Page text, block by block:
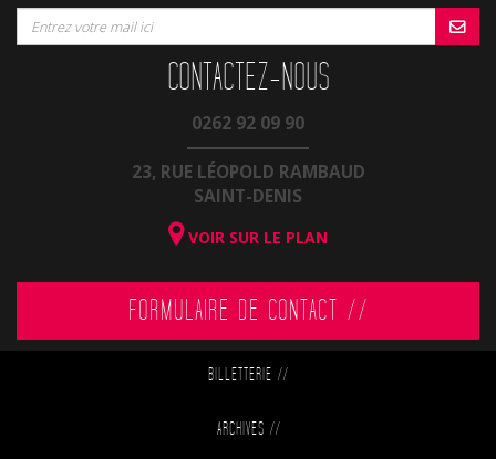
CONTACTEZ-NOUS
0262 92 09 90
23, RUE LÉOPOLD RAMBAUD
SAINT-DENIS
VOIR SUR LE PLAN
FORMULAIRE DE CONTACT //
BILLETTERIE //
ARCHIVES //